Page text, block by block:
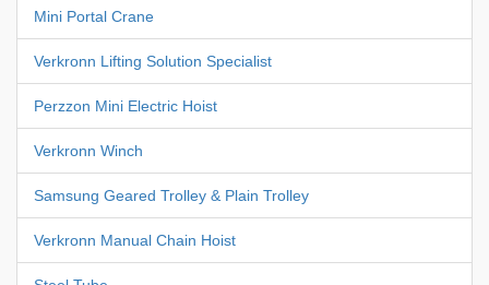
Mini Portal Crane
Verkronn Lifting Solution Specialist
Perzzon Mini Electric Hoist
Verkronn Winch
Samsung Geared Trolley & Plain Trolley
Verkronn Manual Chain Hoist